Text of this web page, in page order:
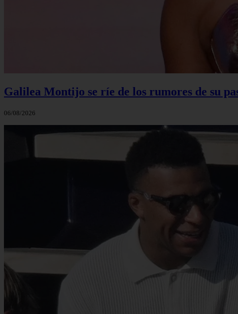
Galilea Montijo se ríe de los rumores de su
06/08/2026